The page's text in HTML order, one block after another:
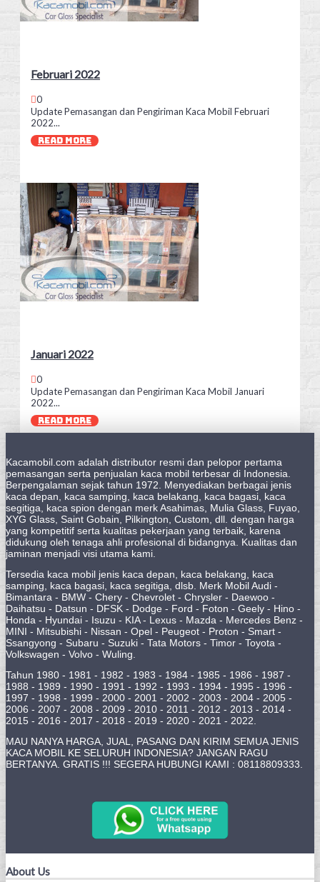
Februari 2022
0
Update Pemasangan dan Pengiriman Kaca Mobil Februari
2022...
READ MORE
Januari 2022
0
Update Pemasangan dan Pengiriman Kaca Mobil Januari
2022...
READ MORE
Kacamobil.com adalah distributor resmi dan pelopor pertama
pemasangan serta penjualan kaca mobil terbesar di Indonesia.
Berpengalaman sejak tahun 1972. Menyediakan berbagai jenis
kaca depan, kaca samping, kaca belakang, kaca bagasi, kaca
segitiga, kaca spion dengan merk Asahimas, Mulia Glass, Fuyao,
XYG Glass, Saint Gobain, Pilkington, Custom, dll. dengan harga
yang kompetitif serta kualitas pekerjaan yang terbaik, karena
didukung oleh tenaga ahli profesional di bidangnya. Kualitas dan
jaminan menjadi visi utama kami.
Tersedia kaca mobil jenis kaca depan, kaca belakang, kaca
samping, kaca bagasi, kaca segitiga, dlsb. Merk Mobil Audi -
Bimantara - BMW - Chery - Chevrolet - Chrysler - Daewoo -
Daihatsu - Datsun - DFSK - Dodge - Ford - Foton - Geely - Hino -
Honda - Hyundai - Isuzu - KIA - Lexus - Mazda - Mercedes Benz -
MINI - Mitsubishi - Nissan - Opel - Peugeot - Proton - Smart -
Ssangyong - Subaru - Suzuki - Tata Motors - Timor - Toyota -
Volkswagen - Volvo - Wuling.
Tahun 1980 - 1981 - 1982 - 1983 - 1984 - 1985 - 1986 - 1987 -
1988 - 1989 - 1990 - 1991 - 1992 - 1993 - 1994 - 1995 - 1996 -
1997 - 1998 - 1999 - 2000 - 2001 - 2002 - 2003 - 2004 - 2005 -
2006 - 2007 - 2008 - 2009 - 2010 - 2011 - 2012 - 2013 - 2014 -
2015 - 2016 - 2017 - 2018 - 2019 - 2020 - 2021 - 2022.
MAU NANYA HARGA, JUAL, PASANG DAN KIRIM SEMUA JENIS
KACA MOBIL KE SELURUH INDONESIA? JANGAN RAGU
BERTANYA. GRATIS !!! SEGERA HUBUNGI KAMI : 08118809333.
About Us